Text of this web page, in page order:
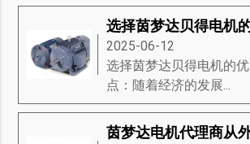
2025-06-12
选择茵梦达贝得电机的优
点：随着经济的发展...